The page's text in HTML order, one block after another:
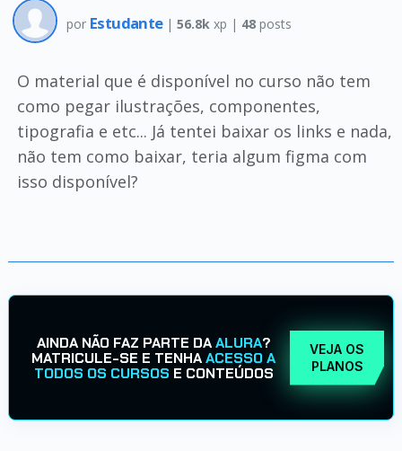
por Estudante | 56.8k xp | 48posts
O material que é disponível no curso não tem
como pegar ilustrações, componentes,
tipografia e etc... Já tentei baixar os links e nada,
não tem como baixar, teria algum figma com
isso disponível?
AINDA NÃO FAZ PARTE DAALURA?
MATRICULE-SE E TENHAACESSO A
TODOS OS CURSOS E CONTEÚDOS
VEJA OS
PLANOS